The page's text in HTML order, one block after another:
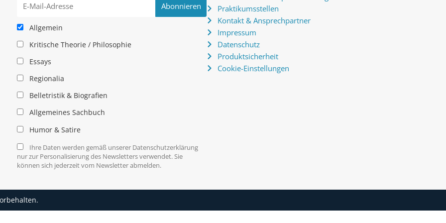
Allgemein
Kritische Theorie / Philosophie
Essays
Regionalia
Belletristik & Biografien
Allgemeines Sachbuch
Humor & Satire
Ihre Daten werden gemäß unserer Datenschutzerklärung
nur zur Personalisierung des Newsletters verwendet. Sie
können sich jederzeit vom Newsletter abmelden.
Praktikumsstellen
Kontakt & Ansprechpartner
Impressum
Datenschutz
Produktsicherheit
Cookie-Einstellungen